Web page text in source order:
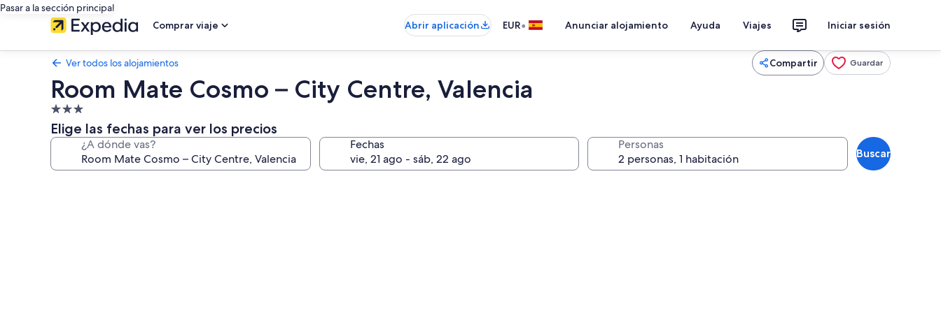
Pasar a la sección principal
Comprar viaje
Abrir aplicación EUR• Anunciar alojamiento Ayuda Viajes Iniciar sesión
Ver todos los alojamientos Compartir Guardar
Room Mate Cosmo – City Centre, Valencia
Alojamiento
de
3.0 estrellas
Elige las fechas para ver los precios
¿A dónde vas? Fechas Personas
Buscar